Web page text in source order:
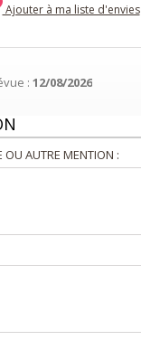
Ajouter à ma liste d'envies
: 12/08/2026
OU AUTRE MENTION :